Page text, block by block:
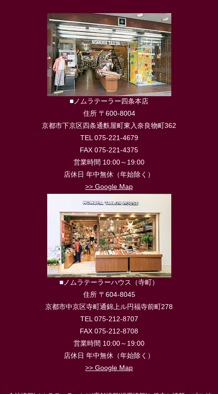
■ノムラテーラー四条本店
住所 〒600-8004
京都市下京区四条通麩屋町東入奈良物町362
TEL 075-221-4679
FAX 075-221-4375
営業時間 10:00～19:00
店休日 年中無休（年始除く）
>> Google Map
■ノムラテーラーハウス（寺町）
住所 〒604-8045
京都市中京区寺町通錦上ル円福寺前町278
TEL 075-212-8707
FAX 075-212-8708
営業時間 10:00～19:00
店休日 年中無休（年始除く）
>> Google Map